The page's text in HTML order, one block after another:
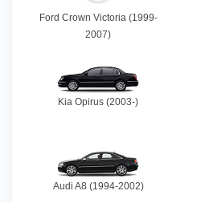
Ford Crown Victoria (1999-
2007)
Kia Opirus (2003-)
Audi A8 (1994-2002)